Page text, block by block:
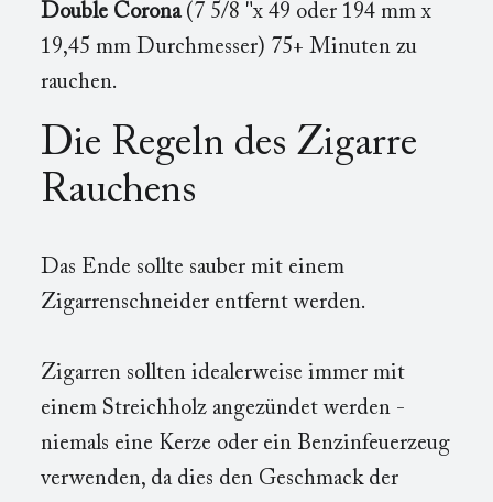
Double Corona(7 5/8 "x 49 oder 194 mm x
19,45 mm Durchmesser) 75+ Minuten zu
rauchen.
Die Regeln des Zigarre
Rauchens
Das Ende sollte sauber mit einem
Zigarrenschneider entfernt werden.
Zigarren sollten idealerweise immer mit
einem Streichholz angezündet werden -
niemals eine Kerze oder ein Benzinfeuerzeug
verwenden, da dies den Geschmack der